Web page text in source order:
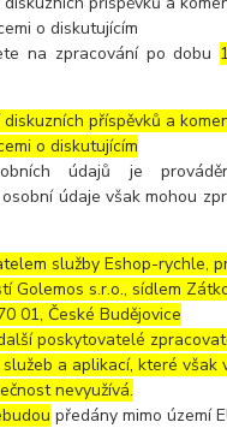
o diskutujícím
na zpracování po dobu
diskuzních příspěvků a
o diskutujícím
údajů je
údaje však mohou
služby Eshop-rychle,
Golemos s.r.o., sídlem
01, České Budějovice
poskytovatelé
a aplikací, které však
nevyužívá.
předány mimo území